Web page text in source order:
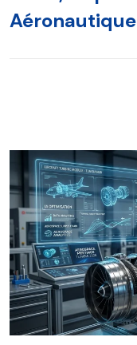
Aéronautique